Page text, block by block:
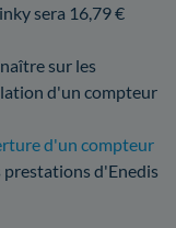
sera 16,79 €
sur les
d'un compteur
d'un compteur
d'Enedis